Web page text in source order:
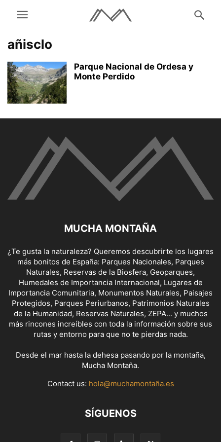
añisclo
Parque Nacional de Ordesa y
Monte Perdido
MUCHA MONTAÑA
¿Te gusta la naturaleza? Queremos descubrirte los lugares
más bonitos de España: Parques Nacionales, Parques
Naturales, Reservas de la Biosfera, Geoparques,
Humedales de Importancia Internacional, Lugares de
Importancia Comunitaria, Monumentos Naturales, Paisajes
Protegidos, Parques Periurbanos, Patrimonios Naturales
de la Humanidad, Reservas Naturales, ZEPA... y muchos
más rincones increíbles con toda la información sobre sus
rutas y entorno para que no te pierdas nada.
Desde el mar hasta la dehesa pasando por la montaña,
Mucha Montaña.
Contact us: hola@muchamontaña.es
SÍGUENOS